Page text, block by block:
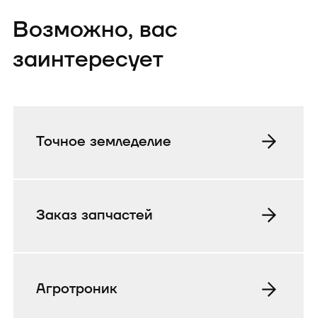
Возможно, вас
заинтересует
Точное земледелие
Заказ запчастей
Агротроник